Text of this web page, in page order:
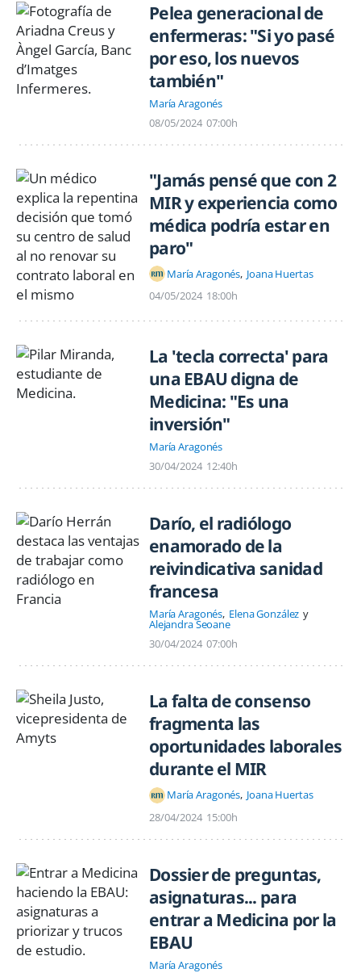
Pelea generacional de
enfermeras: "Si yo pasé
por eso, los nuevos
también"
María Aragonés
08/05/2024 07:00h
"Jamás pensé que con 2
MIR y experiencia como
médica podría estar en
paro"
María Aragonés Joana Huertas
04/05/2024 18:00h
La 'tecla correcta' para
una EBAU digna de
Medicina: "Es una
inversión"
María Aragonés
30/04/2024 12:40h
Darío, el radiólogo
enamorado de la
reivindicativa sanidad
francesa
María Aragonés Elena González
Alejandra Seoane
30/04/2024 07:00h
La falta de consenso
fragmenta las
oportunidades laborales
durante el MIR
María Aragonés Joana Huertas
28/04/2024 15:00h
Dossier de preguntas,
asignaturas... para
entrar a Medicina por la
EBAU
María Aragonés